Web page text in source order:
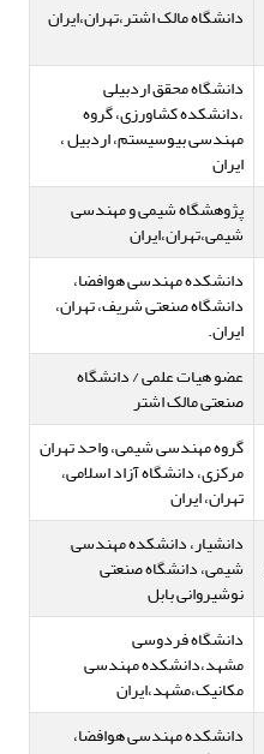
دانشگاه مالک اشتر،تهران،ایران
دانشگاه محقق اردبیلی
،دانشکده کشاورزی، گروه
مهندسی بیوسیستم، اردبیل ،
ایران
پژوهشگاه شیمی و مهندسی
شیمی،تهران،ایران
دانشکده مهندسی هوافضا،
دانشگاه صنعتی شریف، تهران،
ایران.
عضو هیات علمی / دانشگاه
صنعتی مالک اشتر
گروه مهندسی شیمی، واحد تهران
مرکزی، دانشگاه آزاد اسلامی،
تهران، ایران
دانشیار، دانشکده مهندسی
شیمی، دانشگاه صنعتی
نوشیروانی بابل
دانشگاه فردوسی
مشهد،دانشکده مهندسی
مکانیک،مشهد،ایران
دانشکده مهندسی هوافضا،